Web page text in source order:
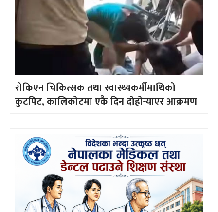
रोकिएन चिकित्सक तथा स्वास्थ्यकर्मीमाथिको
कुटपिट, कालिकोटमा एकै दिन दोहोर्‍याएर आक्रमण